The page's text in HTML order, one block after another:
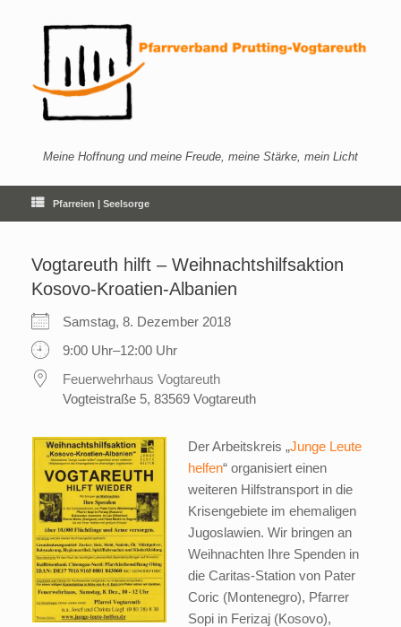
Meine Hoffnung und meine Freude, meine Stärke, mein Licht
Pfarreien | Seelsorge
Vogtareuth hilft – Weihnachtshilfsaktion
Kosovo-Kroatien-Albanien
Samstag, 8. Dezember 2018
9:00 Uhr–12:00 Uhr
Feuerwehrhaus Vogtareuth
Vogteistraße 5, 83569 Vogtareuth
Der Arbeitskreis „Junge Leute
helfen“ organisiert einen
weiteren Hilfstransport in die
Krisengebiete im ehemaligen
Jugoslawien. Wir bringen an
Weihnachten Ihre Spenden in
die Caritas-Station von Pater
Coric (Montenegro), Pfarrer
Sopi in Ferizaj (Kosovo),